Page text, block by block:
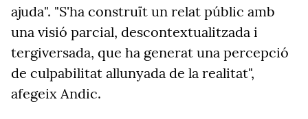
ajuda". "S'ha construït un relat públic amb
una visió parcial, descontextualitzada i
tergiversada, que ha generat una percepció
de culpabilitat allunyada de la realitat",
afegeix Andic.